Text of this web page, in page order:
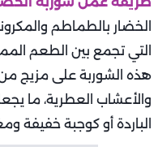
الخضار بالطماطم
التي تجمع بين الطعم
هذه الشوربة على مزيج من
والأعشاب العطرية، ما
الباردة أو كوجبة